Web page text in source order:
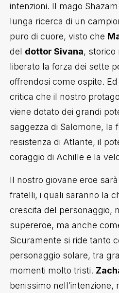
intenzioni. Il mago
lunga ricerca di un
puro di cuore, visto che
del dottor Sivana, storico
liberato la forza dei sette
offrendosi come ospite.
critica che il nostro
viene dotato dei grandi
saggezza di Salomone, la
resistenza di Atlante, il
coraggio di Achille e la
Il nostro giovane eroe
fratelli, i quali saranno la
crescita del personaggio,
supereroe, ma anche
Sicuramente si ride tanto
personaggio solare, tra
momenti molto tristi.
benissimo